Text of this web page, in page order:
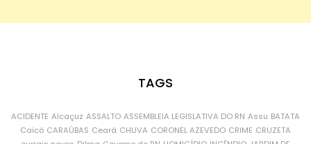
TAGS
ACIDENTE Alcaçuz ASSALTO ASSEMBLEIA LEGISLATIVA DO RN Assu BATATA
Caicó CARAÚBAS Ceará CHUVA CORONEL AZEVEDO CRIME CRUZETA